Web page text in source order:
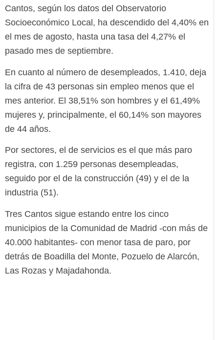
Cantos, según los datos del Observatorio
Socioeconómico Local, ha descendido del 4,40% en
el mes de agosto, hasta una tasa del 4,27% el
pasado mes de septiembre.
En cuanto al número de desempleados, 1.410, deja
la cifra de 43 personas sin empleo menos que el
mes anterior. El 38,51% son hombres y el 61,49%
mujeres y, principalmente, el 60,14% son mayores
de 44 años.
Por sectores, el de servicios es el que más paro
registra, con 1.259 personas desempleadas,
seguido por el de la construcción (49) y el de la
industria (51).
Tres Cantos sigue estando entre los cinco
municipios de la Comunidad de Madrid -con más de
40.000 habitantes- con menor tasa de paro, por
detrás de Boadilla del Monte, Pozuelo de Alarcón,
Las Rozas y Majadahonda.